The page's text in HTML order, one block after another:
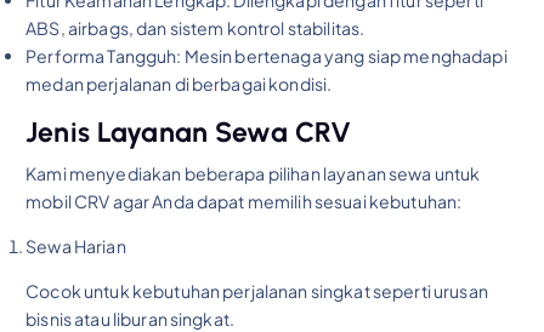
ABS, airbags, dan sistem kontrol stabilitas.
Performa Tangguh: Mesin bertenaga yang siap menghadapi
medan perjalanan di berbagai kondisi.
Jenis Layanan Sewa CRV
Kami menyediakan beberapa pilihan layanan sewa untuk
mobil CRV agar Anda dapat memilih sesuai kebutuhan:
Sewa Harian
Cocok untuk kebutuhan perjalanan singkat seperti urusan
bisnis atau liburan singkat.